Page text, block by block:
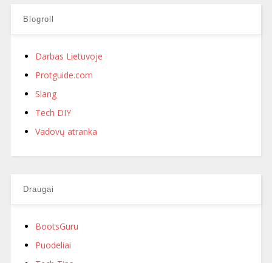
Blogroll
Darbas Lietuvoje
Protguide.com
Slang
Tech DIY
Vadovų atranka
Draugai
BootsGuru
Puodeliai